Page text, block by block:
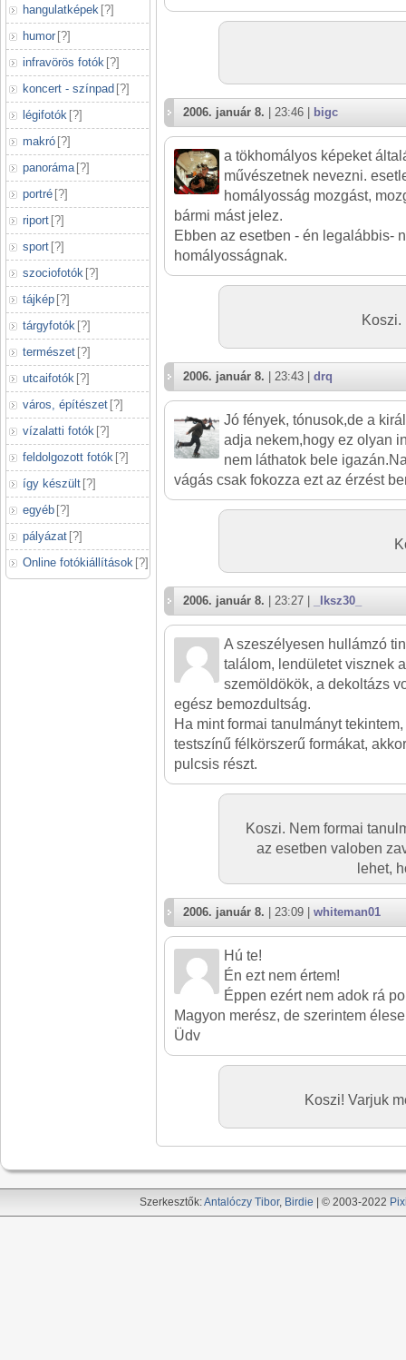
hangulatképek [?]
humor [?]
infravörös fotók [?]
koncert - színpad [?]
légifotók [?]
makró [?]
panoráma [?]
portré [?]
riport [?]
sport [?]
szociofotók [?]
tájkép [?]
tárgyfotók [?]
természet [?]
utcaifotók [?]
város, építészet [?]
vízalatti fotók [?]
feldolgozott fotók [?]
így készült [?]
egyéb [?]
pályázat [?]
Online fotókiállítások [?]
2006. január 8. | 23:46 | bigc
a tökhomályos képeket
művészetnek nevezni.
homályosság mozgást,
bármi mást jelez.
Ebben az esetben - én legalábbis-
homályosságnak.
Koszi.
2006. január 8. | 23:43 | drq
Jó fények, tónusok,de a
adja nekem,hogy ez olyan
nem láthatok bele
vágás csak fokozza ezt az érzést
2006. január 8. | 23:27 | _Iksz30_
A szeszélyesen hullámzó
találom, lendületet visznek
szemöldökök, a dekoltázs
egész bemozdultság.
Ha mint formai tanulmányt
testszínű félkörszerű formákat,
pulcsis részt.
Koszi. Nem formai
az esetben valoben
lehet,
2006. január 8. | 23:09 | whiteman01
Hú te!
Én ezt nem értem!
Éppen ezért nem adok rá
Magyon merész, de szerintem
Üdv
Koszi! Varjuk
Szerkesztők:Antalóczy Tibor, Birdie | © 2003-2022